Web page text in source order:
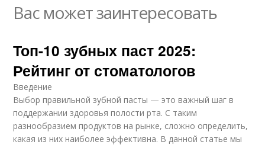
Вас может заинтересовать
Топ-10 зубных паст 2025:
Рейтинг от стоматологов
Введение
Выбор правильной зубной пасты — это важный шаг в
поддержании здоровья полости рта. С таким
разнообразием продуктов на рынке, сложно определить,
какая из них наиболее эффективна. В данной статье мы